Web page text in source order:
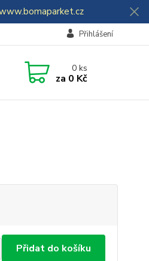
Přihlášení
0ks
za 0 Kč
Přidat do košíku